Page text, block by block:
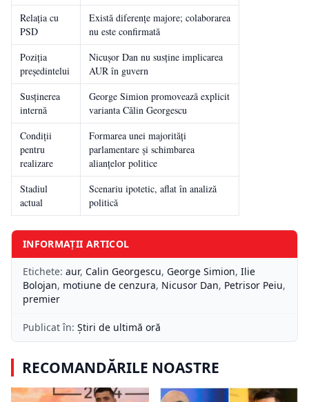
Relația cu
PSD
Există diferențe majore; colaborarea
nu este confirmată
Poziția
președintelui
Nicușor Dan nu susține implicarea
AUR în guvern
Susținerea
internă
George Simion promovează explicit
varianta Călin Georgescu
Condiții
pentru
realizare
Formarea unei majorități
parlamentare și schimbarea
alianțelor politice
Stadiul
actual
Scenariu ipotetic, aflat în analiză
politică
INFORMAȚII ARTICOL
Etichete: aur, Calin Georgescu, George Simion, Ilie
Bolojan, motiune de cenzura, Nicusor Dan, Petrisor Peiu,
premier
Publicat în: Știri de ultimă oră
RECOMANDĂRILE NOASTRE